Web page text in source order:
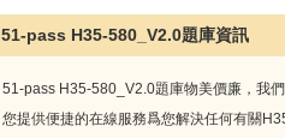
51-pass H35-580_V2.0題庫資訊
51-pass H35-580_V2.0題庫物美價廉，我
您提供便捷的在線服務爲您解決任何有關